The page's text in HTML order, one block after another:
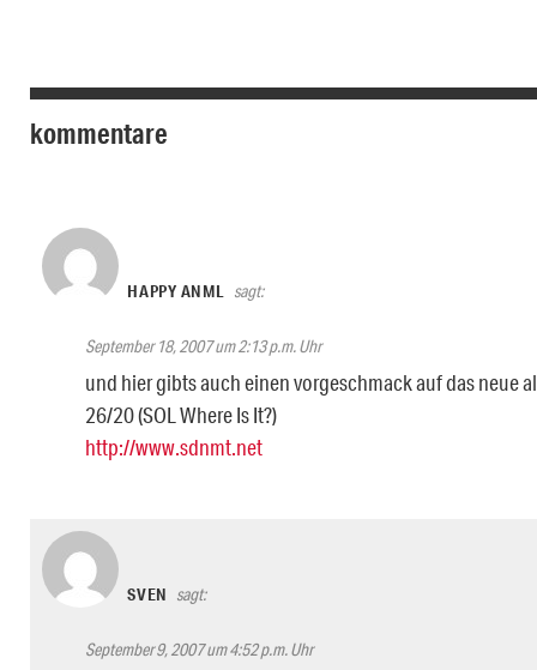
kommentare
HAPPY ANML sagt:
September 18, 2007 um 2:13 p.m. Uhr
und hier gibts auch einen vorgeschmack auf das neue
26/20 (SOL Where Is It?)
http://www.sdnmt.net
SVEN sagt:
September 9, 2007 um 4:52 p.m. Uhr